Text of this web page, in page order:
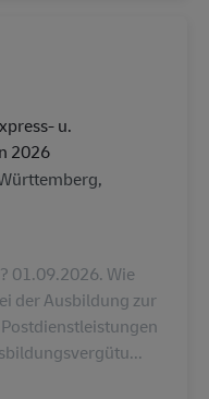
u.
2026
01.09.2026. Wie
der Ausbildung zur